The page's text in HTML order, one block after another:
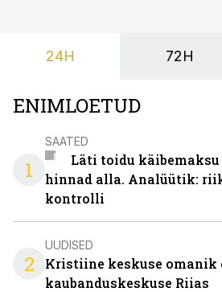
24H 72H
ENIMLOETUD
1
SAATED
Läti toidu
hinnad alla. Analüütik:
kontrolli
2
UUDISED
Kristiine keskuse omanik
kaubanduskeskuse Riias